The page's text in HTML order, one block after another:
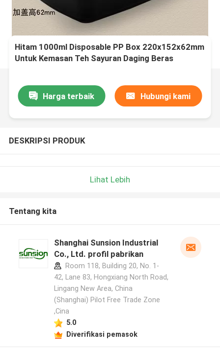
Hitam 1000ml Disposable PP Box 220x152x62mm
Untuk Kemasan Teh Sayuran Daging Beras
Harga terbaik Hubungi kami
DESKRIPSI PRODUK
Lihat Lebih
Tentang kita
Shanghai Sunsion Industrial
Co., Ltd. profil pabrikan
Room 118, Building 20, No. 1-
42, Lane 83, Hongxiang North Road,
Lingang New Area, China
(Shanghai) Pilot Free Trade Zone
,Cina
5.0
Diverifikasi pemasok